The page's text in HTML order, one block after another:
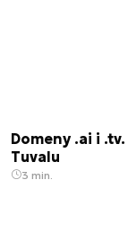
Domeny .ai i
Tuvalu
3 min.